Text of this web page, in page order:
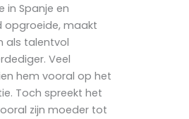
in Spanje en
opgroeide, maakt
als talentvol
Veel
hem vooral op het
Toch spreekt het
zijn moeder tot